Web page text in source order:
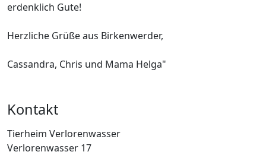
erdenklich Gute!
Herzliche Grüße aus Birkenwerder,
Cassandra, Chris und Mama Helga"
Kontakt
Tierheim Verlorenwasser
Verlorenwasser 17